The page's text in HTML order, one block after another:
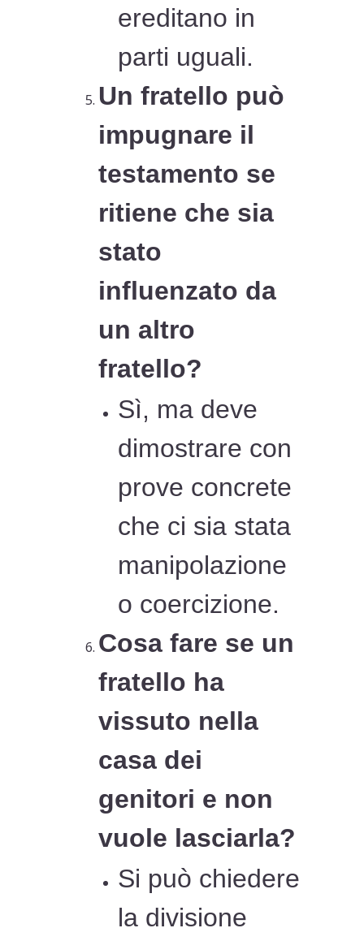
ereditano in
parti uguali.
Un fratello può
impugnare il
testamento se
ritiene che sia
stato
influenzato da
un altro
fratello?
Sì, ma deve
dimostrare con
prove concrete
che ci sia stata
manipolazione
o coercizione.
Cosa fare se un
fratello ha
vissuto nella
casa dei
genitori e non
vuole lasciarla?
Si può chiedere
la divisione